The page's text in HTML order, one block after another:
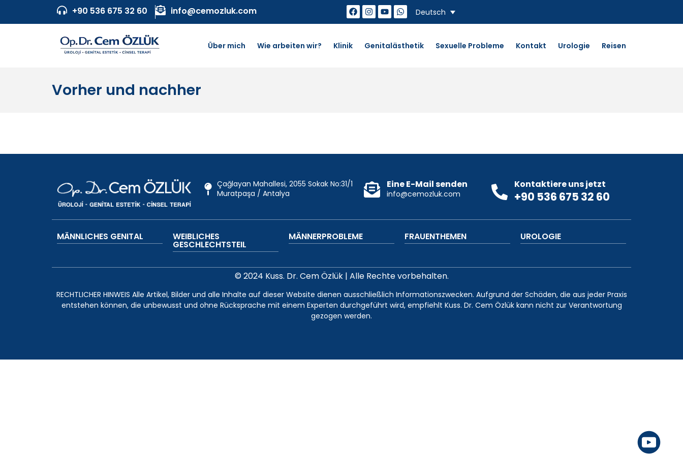
+90 536 675 32 60 info@cemozluk.com Deutsch
Über mich Wie arbeiten wir? Klinik Genitalästhetik Sexuelle Probleme Kontakt Urologie Reisen
Vorher und nachher
Çağlayan Mahallesi, 2055 Sokak No:31/1
Muratpaşa / Antalya
Eine E-Mail senden
info@cemozluk.com
Kontaktiere uns jetzt
+90 536 675 32 60
MÄNNLICHES GENITAL WEIBLICHES
GESCHLECHTSTEIL
MÄNNERPROBLEME FRAUENTHEMEN UROLOGIE
© 2024 Kuss. Dr. Cem Özlük | Alle Rechte vorbehalten.
RECHTLICHER HINWEIS Alle Artikel, Bilder und alle Inhalte auf dieser Website dienen ausschließlich Informationszwecken. Aufgrund der Schäden, die aus jeder Praxis
entstehen können, die unbewusst und ohne Rücksprache mit einem Experten durchgeführt wird, empfiehlt Kuss. Dr. Cem Özlük kann nicht zur Verantwortung
gezogen werden.